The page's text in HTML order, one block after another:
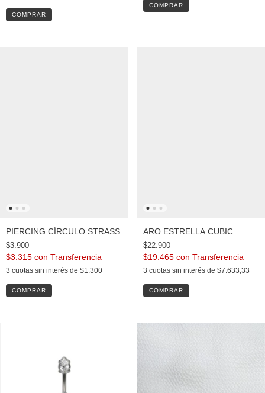
PIERCING CÍRCULO STRASS
$3.900
$3.315 con
3 cuotas sin interés de $1.300
ARO ESTRELLA CUBIC
$22.900
$19.465 con
3 cuotas sin interés de $7.633,33